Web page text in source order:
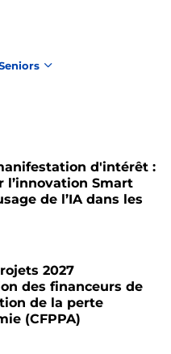
d'intérêt :
l’innovation Smart
de l’IA dans les
2027
des financeurs de
de la perte
(CFPPA)